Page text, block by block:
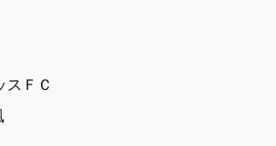
ＦＣ